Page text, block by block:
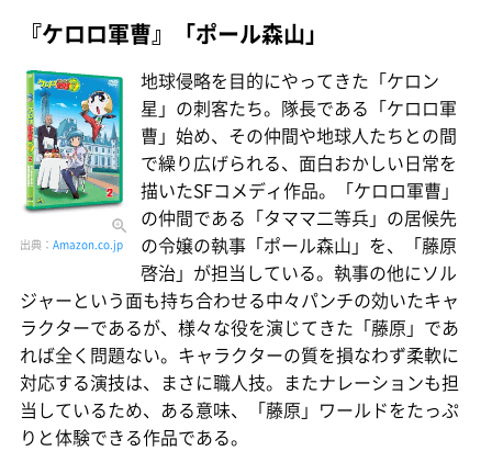
『ケロロ軍曹』「ポール森山」
出典： Amazon.co.jp
地球侵略を目的にやってきた「ケロン
星」の刺客たち。隊長である「ケロロ軍
曹」始め、その仲間や地球人たちとの間
で繰り広げられる、面白おかしい日常を
描いたSFコメディ作品。「ケロロ軍曹」
の仲間である「タママ二等兵」の居候先
の令嬢の執事「ポール森山」を、「藤原
啓治」が担当している。執事の他にソル
ジャーという面も持ち合わせる中々パンチの効いたキャ
ラクターであるが、様々な役を演じてきた「藤原」であ
れば全く問題ない。キャラクターの質を損なわず柔軟に
対応する演技は、まさに職人技。またナレーションも担
当しているため、ある意味、「藤原」ワールドをたっぷ
りと体験できる作品である。